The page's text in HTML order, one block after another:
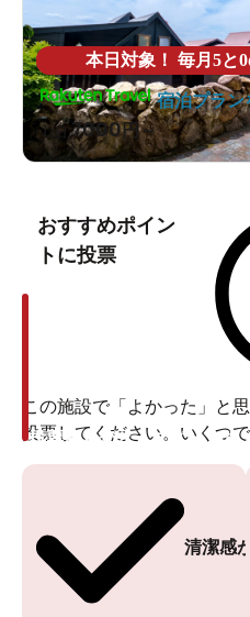
本日対象！ 毎月5と
1泊7000円～
宿泊プラン
おすすめポイン
トに投票
この施設で「よかった」と
投票してください。いくつ
清潔感
投票ありがとうございます